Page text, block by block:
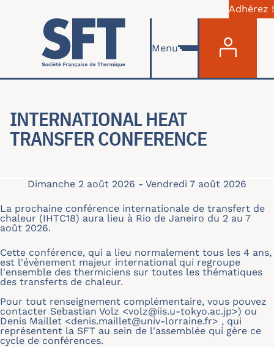
Aller au contenu principal
Adhérez !
Menu
INTERNATIONAL HEAT
TRANSFER CONFERENCE
Dimanche 2 août 2026 - Vendredi 7 août 2026
La prochaine conférence internationale de transfert de
chaleur (IHTC18) aura lieu à Rio de Janeiro du 2 au 7
août 2026.
Cette conférence, qui a lieu normalement tous les 4 ans,
est l'évènement majeur international qui regroupe
l'ensemble des thermiciens sur toutes les thématiques
des transferts de chaleur.
Pour tout renseignement complémentaire, vous pouvez
contacter Sebastian Volz <volz@iis.u-tokyo.ac.jp>) ou
Denis Maillet <denis.maillet@univ-lorraine.fr> , qui
représentent la SFT au sein de l'assemblée qui gère ce
cycle de conférences.